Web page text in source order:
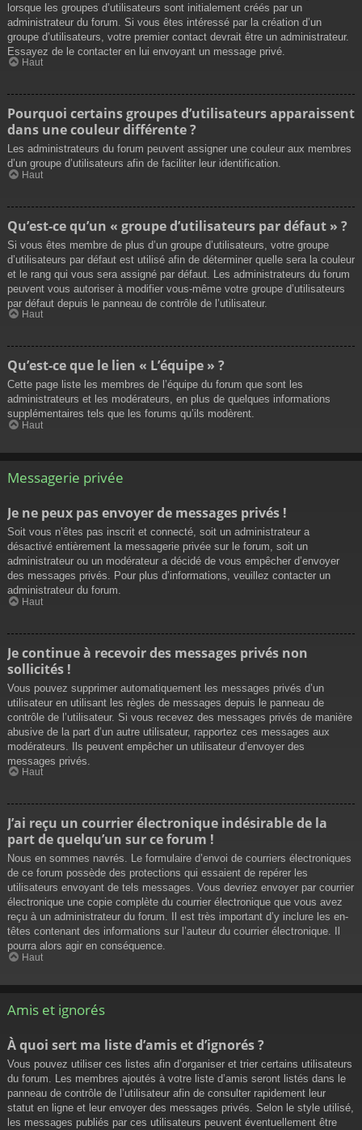
lorsque les groupes d’utilisateurs sont initialement créés par un
administrateur du forum. Si vous êtes intéressé par la création d’un
groupe d’utilisateurs, votre premier contact devrait être un administrateur.
Essayez de le contacter en lui envoyant un message privé.
Haut
Pourquoi certains groupes d’utilisateurs apparaissent
dans une couleur différente ?
Les administrateurs du forum peuvent assigner une couleur aux membres
d’un groupe d’utilisateurs afin de faciliter leur identification.
Haut
Qu’est-ce qu’un « groupe d’utilisateurs par défaut » ?
Si vous êtes membre de plus d’un groupe d’utilisateurs, votre groupe
d’utilisateurs par défaut est utilisé afin de déterminer quelle sera la couleur
et le rang qui vous sera assigné par défaut. Les administrateurs du forum
peuvent vous autoriser à modifier vous-même votre groupe d’utilisateurs
par défaut depuis le panneau de contrôle de l’utilisateur.
Haut
Qu’est-ce que le lien « L’équipe » ?
Cette page liste les membres de l’équipe du forum que sont les
administrateurs et les modérateurs, en plus de quelques informations
supplémentaires tels que les forums qu’ils modèrent.
Haut
Messagerie privée
Je ne peux pas envoyer de messages privés !
Soit vous n’êtes pas inscrit et connecté, soit un administrateur a
désactivé entièrement la messagerie privée sur le forum, soit un
administrateur ou un modérateur a décidé de vous empêcher d’envoyer
des messages privés. Pour plus d’informations, veuillez contacter un
administrateur du forum.
Haut
Je continue à recevoir des messages privés non
sollicités !
Vous pouvez supprimer automatiquement les messages privés d’un
utilisateur en utilisant les règles de messages depuis le panneau de
contrôle de l’utilisateur. Si vous recevez des messages privés de manière
abusive de la part d’un autre utilisateur, rapportez ces messages aux
modérateurs. Ils peuvent empêcher un utilisateur d’envoyer des
messages privés.
Haut
J’ai reçu un courrier électronique indésirable de la
part de quelqu’un sur ce forum !
Nous en sommes navrés. Le formulaire d’envoi de courriers électroniques
de ce forum possède des protections qui essaient de repérer les
utilisateurs envoyant de tels messages. Vous devriez envoyer par courrier
électronique une copie complète du courrier électronique que vous avez
reçu à un administrateur du forum. Il est très important d’y inclure les en-
têtes contenant des informations sur l’auteur du courrier électronique. Il
pourra alors agir en conséquence.
Haut
Amis et ignorés
À quoi sert ma liste d’amis et d’ignorés ?
Vous pouvez utiliser ces listes afin d’organiser et trier certains utilisateurs
du forum. Les membres ajoutés à votre liste d’amis seront listés dans le
panneau de contrôle de l’utilisateur afin de consulter rapidement leur
statut en ligne et leur envoyer des messages privés. Selon le style utilisé,
les messages publiés par ces utilisateurs peuvent éventuellement être